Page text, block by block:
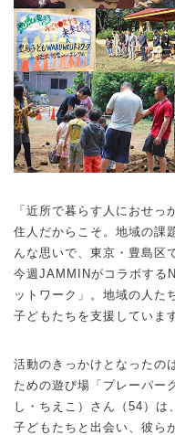
「近所で暮らす人におせ
住人だからこそ。地域の課
んな思いで、東京・豊島区
今週JAMMINがコラボする
ットワーク」。地域の人た
子どもたちを支援していま
活動のきっかけとなったの
ための遊び場「プレーパー
し・ちえこ）さん（54）は
子どもたちと出会い、彼ら